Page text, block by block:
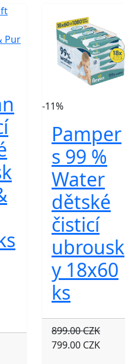
-11%
Pamper
s 99 %
Water
dětské
čisticí
ubrousk
y 18x60
ks
899.00 CZK
799.00 CZK